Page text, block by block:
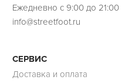
Ежедневно с 9:00 до 21:00
info@streetfoot.ru
СЕРВИС
Доставка и оплата